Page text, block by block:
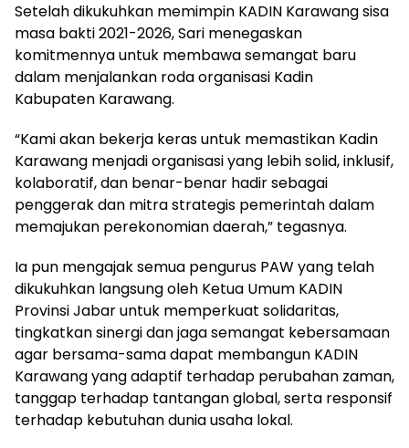
Setelah dikukuhkan memimpin KADIN Karawang sisa
masa bakti 2021-2026, Sari menegaskan
komitmennya untuk membawa semangat baru
dalam menjalankan roda organisasi Kadin
Kabupaten Karawang.
“Kami akan bekerja keras untuk memastikan Kadin
Karawang menjadi organisasi yang lebih solid, inklusif,
kolaboratif, dan benar-benar hadir sebagai
penggerak dan mitra strategis pemerintah dalam
memajukan perekonomian daerah,” tegasnya.
Ia pun mengajak semua pengurus PAW yang telah
dikukuhkan langsung oleh Ketua Umum KADIN
Provinsi Jabar untuk memperkuat solidaritas,
tingkatkan sinergi dan jaga semangat kebersamaan
agar bersama-sama dapat membangun KADIN
Karawang yang adaptif terhadap perubahan zaman,
tanggap terhadap tantangan global, serta responsif
terhadap kebutuhan dunia usaha lokal.